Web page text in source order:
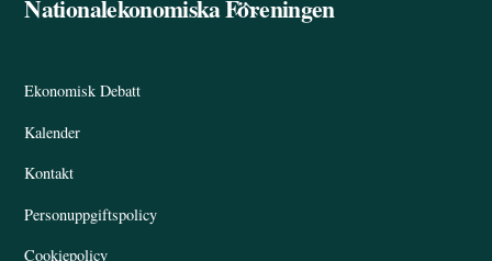
Nationalekonomiska Föreningen
Ekonomisk Debatt
Kalender
Kontakt
Personuppgiftspolicy
Cookiepolicy